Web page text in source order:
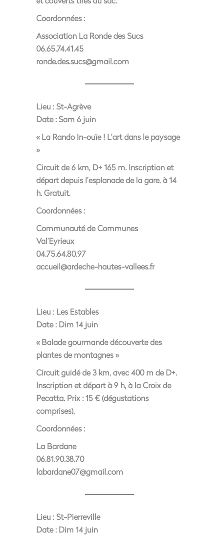
Coordonnées :
Association La Ronde des Sucs
06.65.74.41.45
ronde.des.sucs@gmail.com
Lieu :St-Agrève
Date :Sam 6 juin
« La Rando In-ouïe ! L’art dans le paysage
»
Circuit de 6 km, D+ 165 m. Inscription et
départ depuis l’esplanade de la gare, à 14
h. Gratuit.
Coordonnées :
Communauté de Communes
Val’Eyrieux
04.75.64.80.97
accueil@ardeche-hautes-vallees.fr
Lieu : Les Estables
Date : Dim 14 juin
« Balade gourmande découverte des
plantes de montagnes »
Circuit guidé de 3 km, avec 400 m de D+.
Inscription et départ à 9 h, à la Croix de
Pecatta. Prix : 15 € (dégustations
comprises).
Coordonnées :
La Bardane
06.81.90.38.70
labardane07@gmail.com
Lieu :St-Pierreville
Date : Dim 14 juin